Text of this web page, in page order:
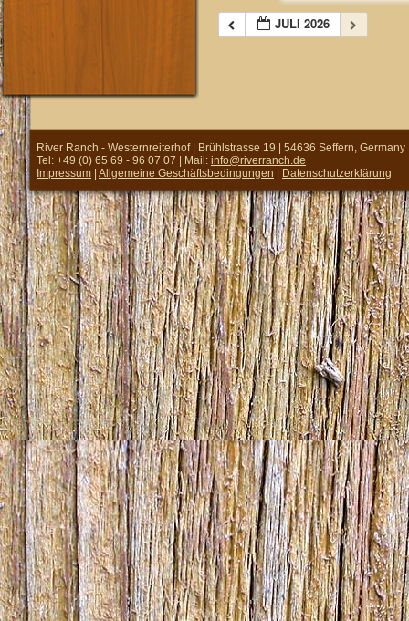
JULI 2026
River Ranch - Westernreiterhof | Brühlstrasse 19 | 54636 Seffern, Germany
Tel: +49 (0) 65 69 - 96 07 07 | Mail: info@riverranch.de
Impressum Allgemeine Geschäftsbedingungen Datenschutzerklärung